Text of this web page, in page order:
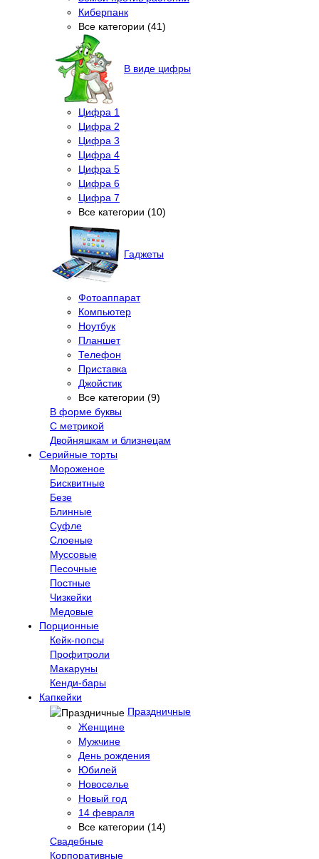
Киберпанк
Все категории (41)
В виде цифры
Цифра 1
Цифра 2
Цифра 3
Цифра 4
Цифра 5
Цифра 6
Цифра 7
Все категории (10)
Гаджеты
Фотоаппарат
Компьютер
Ноутбук
Планшет
Телефон
Приставка
Джойстик
Все категории (9)
В форме буквы
С метрикой
Двойняшкам и близнецам
Серийные торты
Мороженое
Бисквитные
Безе
Блинные
Суфле
Слоеные
Муссовые
Песочные
Постные
Чизкейки
Медовые
Порционные
Кейк-попсы
Профитроли
Макаруны
Кенди-бары
Капкейки
Праздничные
Женщине
Мужчине
День рождения
Юбилей
Новоселье
Новый год
14 февраля
Все категории (14)
Свадебные
Корпоративные